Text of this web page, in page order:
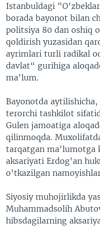
Istanbuldagi
borada bayonot bilan
politsiya 80 dan oshiq
qoldirish yuzasidan
ayrimlari turli radikal
davlat“ gurihiga
ma'lum.
Bayonotda
terorchi tashkilot
Gulen jamoatiga
qilinmoqda.
tarqatgan ma'lumotga
aksariyati Erdog'an
o'tkazilgan
Siyosiy muhojirlikda
Muhammadsolih
hibsdagilarning